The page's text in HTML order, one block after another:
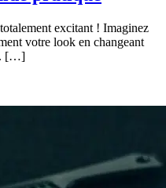
excitant ! Imaginez
votre look en changeant
[…]